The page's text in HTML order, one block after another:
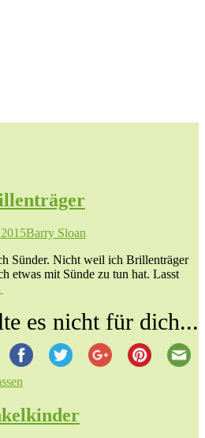
Barry Sloan
Sünder. Nicht weil ich Brillenträger
etwas mit Sünde zu tun hat. Lasst
es nicht für dich...